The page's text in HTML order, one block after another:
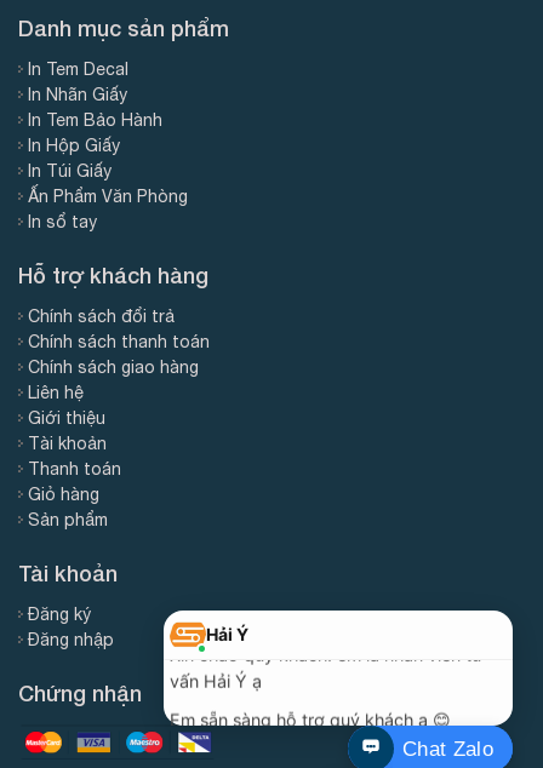
Danh mục sản phẩm
In Tem Decal
In Nhãn Giấy
In Tem Bảo Hành
In Hộp Giấy
In Túi Giấy
Ấn Phẩm Văn Phòng
In sổ tay
Hỗ trợ khách hàng
Chính sách đổi trả
Chính sách thanh toán
Chính sách giao hàng
Liên hệ
Giới thiệu
Tài khoản
Thanh toán
Giỏ hàng
Sản phẩm
Tài khoản
Đăng ký
Đăng nhập
Chứng nhận